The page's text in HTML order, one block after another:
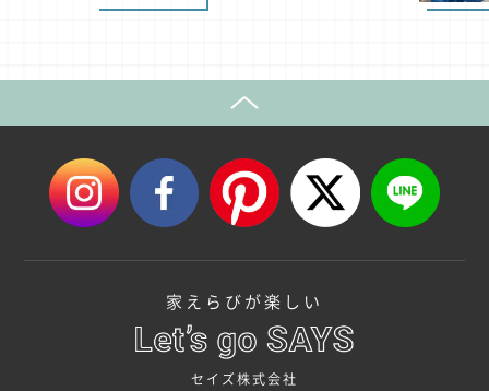
家えらびが楽しい
セイズ株式会社